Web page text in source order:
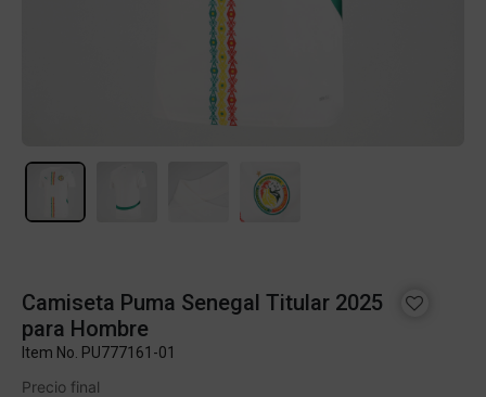
Camiseta Puma Senegal Titular 2025
para Hombre
Item No. PU777161-01
Precio final